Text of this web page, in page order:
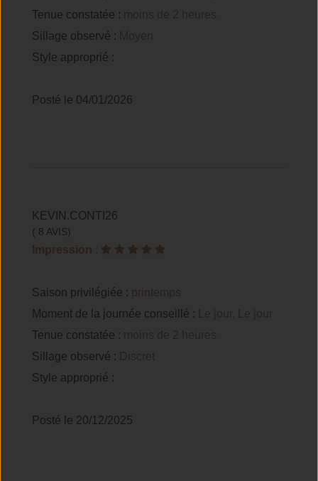
Tenue constatée :
moins de 2 heures
Sillage observé : Moyen
Style approprié :
Posté le 04/01/2026
KEVIN.CONTI26
( 8 AVIS)
Impression :
Saison privilégiée : printemps
Moment de la journée conseillé :
Le jour, Le jour
Tenue constatée :
moins de 2 heures
Sillage observé : Discret
Style approprié :
Posté le 20/12/2025